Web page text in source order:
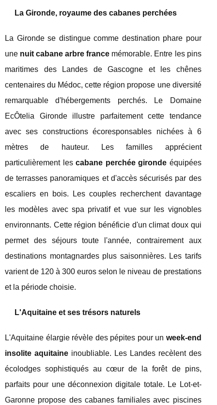
La Gironde, royaume des cabanes perchées
La Gironde se distingue comme destination phare pour
une nuit cabane arbre france mémorable. Entre les pins
maritimes des Landes de Gascogne et les chênes
centenaires du Médoc, cette région propose une diversité
remarquable d'hébergements perchés. Le Domaine
EcÔtelia Gironde illustre parfaitement cette tendance
avec ses constructions écoresponsables nichées à 6
mètres de hauteur. Les familles apprécient
particulièrement lescabane perchée gironde équipées
de terrasses panoramiques et d'accès sécurisés par des
escaliers en bois. Les couples recherchent davantage
les modèles avec spa privatif et vue sur les vignobles
environnants. Cette région bénéficie d'un climat doux qui
permet des séjours toute l'année, contrairement aux
destinations montagnardes plus saisonnières. Les tarifs
varient de 120 à 300 euros selon le niveau de prestations
et la période choisie.
L'Aquitaine et ses trésors naturels
L'Aquitaine élargie révèle des pépites pour un week-end
insolite aquitaineinoubliable. Les Landes recèlent des
écolodges sophistiqués au cœur de la forêt de pins,
parfaits pour une déconnexion digitale totale. Le Lot-et-
Garonne propose des cabanes familiales avec piscines